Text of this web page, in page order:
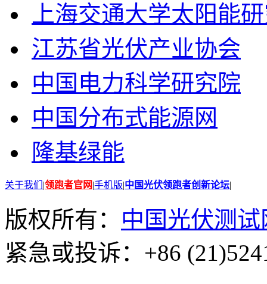
上海交通大学太阳能
江苏省光伏产业协会
中国电力科学研究院
中国分布式能源网
隆基绿能
关于我们 |领跑者官网|手机版|中国光伏领跑者创新论坛|
版权所有： 中国光伏测试
紧急或投诉：+86